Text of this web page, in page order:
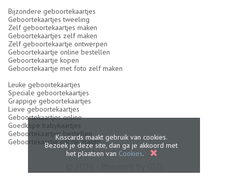
Bijzondere geboortekaartjes
Geboortekaartjes tweeling
Zelf geboortekaartjes maken
Geboortekaartjes zelf maken
Zelf geboortekaartje ontwerpen
Geboortekaartje online bestellen
Geboortekaartje kopen
Geboortekaartje met foto zelf maken
Leuke geboortekaartjes
Speciale geboortekaartjes
Grappige geboortekaartjes
Lieve geboortekaartjes
Geboortekaartjes online
Goedkope babykaartjes
Geboortekaartjes bestellen
Geboortekaartje online makenKisscards maakt gebruik van cookies.
Bezoek je deze site, dan ga je akkoord met
het plaatsen van Cookies.